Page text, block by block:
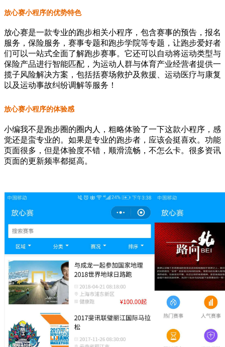
放心赛小程序的优势特色
放心赛是一款专业的跑步相关小程序，包含赛事的预告，报名
服务，保险服务，赛事专题和跑步学院等专题，让跑步爱好者
们可以一站式全面了解跑步赛事。它还可以自动将运动类型与
保险产品进行智能匹配，为运动人群与体育产业经营者提供一
揽子风险解决方案，包括括赛场救护及救援、运动医疗与康复
以及运动事故纠纷调解等服务！
放心赛小程序的体验感
小编我不是跑步圈的圈内人，粗略体验了一下这款小程序，感
觉还是蛮专业的。如果是专业的跑步者，应该会挺喜欢。功能
页面很多，但是体验度不错，顺滑流畅，不怎么卡。很多资讯
页面的更新频率都挺高。